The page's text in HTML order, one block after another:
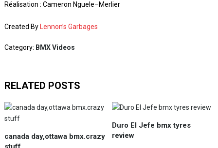
Réalisation : Cameron Nguele–Merlier
Created By Lennon’s Garbages
Category: BMX Videos
RELATED POSTS
canada day,ottawa bmx.crazy
Duro El Jefe bmx tyres
review